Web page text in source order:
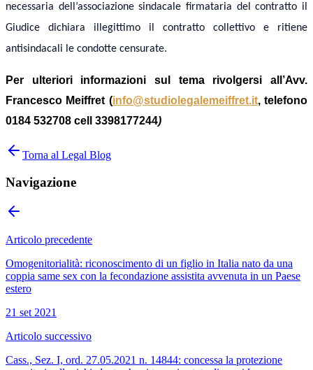
necessaria dell’associazione sindacale firmataria del contratto il
Giudice dichiara illegittimo il contratto collettivo e ritiene
antisindacali le condotte censurate.
Per ulteriori informazioni sul tema rivolgersi all’Avv.
Francesco Meiffret (info@studiolegalemeiffret.it, telefono
0184 532708 cell 3398177244)
Torna al Legal Blog
Navigazione
Articolo precedente
Omogenitorialità: riconoscimento di un figlio in Italia nato da una
coppia same sex con la fecondazione assistita avvenuta in un Paese
estero
21 set 2021
Articolo successivo
Cass., Sez. I, ord. 27.05.2021 n. 14844: concessa la protezione